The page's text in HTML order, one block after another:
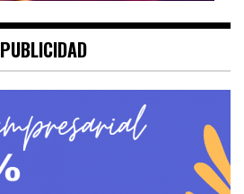
PUBLICIDAD